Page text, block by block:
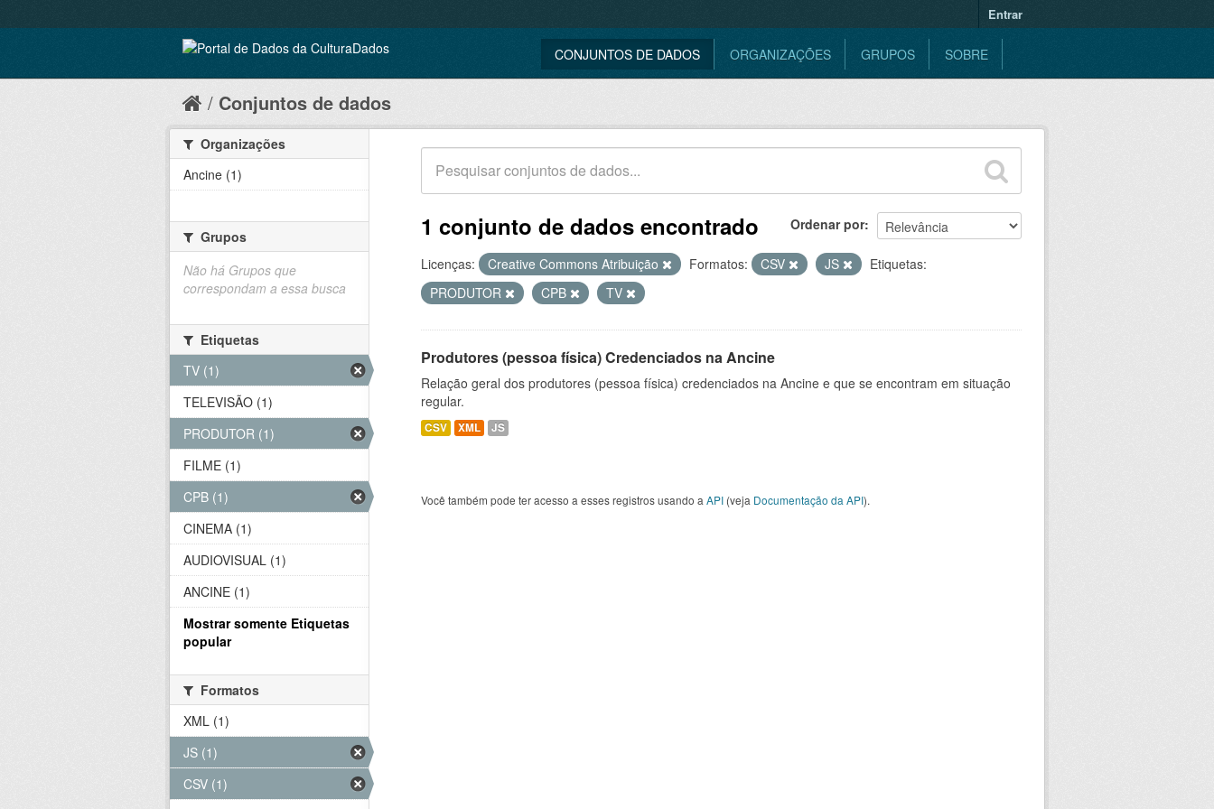
Entrar
CONJUNTOS DE DADOS ORGANIZAÇÕES GRUPOS SOBRE
Conjuntos de dados
Ordenar por
1 conjunto de dados encontrado
Licenças: Creative Commons Atribuição Formatos: CSV JS
Etiquetas:
PRODUTOR
CPB TV
Produtores (pessoa física) Credenciados na Ancine
Relação geral dos produtores (pessoa física) credenciados na Ancine e que se encontram em situação
regular.
CSV XML JS
Você também pode ter acesso a esses registros usando a API (veja Documentação da API).
Organizações
Ancine (1)
Grupos
Não há Grupos que
correspondam a essa busca
Etiquetas
TV (1)
TELEVISÃO (1)
PRODUTOR (1)
FILME (1)
CPB (1)
CINEMA (1)
AUDIOVISUAL (1)
ANCINE (1)
Mostrar somente Etiquetas
popular
Formatos
XML (1)
JS (1)
CSV (1)